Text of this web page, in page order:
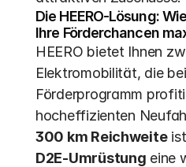
Die HEERO-Lösung:
Ihre Förderchancen
HEERO bietet Ihnen
Elektromobilität, die
Förderprogramm
300 km Reichweite
D2E-Umrüstung eine